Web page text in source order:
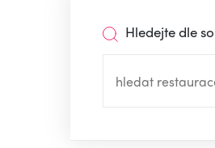
Hledejte dle